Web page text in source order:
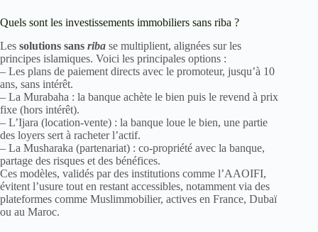
Quels sont les investissements immobiliers sans riba ?
Les solutions sans riba se multiplient, alignées sur les
principes islamiques. Voici les principales options :
– Les plans de paiement directs avec le promoteur, jusqu’à 10
ans, sans intérêt.
– La Murabaha : la banque achète le bien puis le revend à prix
fixe (hors intérêt).
– L’Ijara (location-vente) : la banque loue le bien, une partie
des loyers sert à racheter l’actif.
– La Musharaka (partenariat) : co-propriété avec la banque,
partage des risques et des bénéfices.
Ces modèles, validés par des institutions comme l’AAOIFI,
évitent l’usure tout en restant accessibles, notamment via des
plateformes comme Muslimmobilier, actives en France, Dubaï
ou au Maroc.